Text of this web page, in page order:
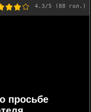
4.3/5 (88 гол.)
просьбе